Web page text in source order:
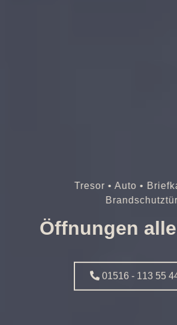
Tresor • Auto •
Brandschutztür
Öffnungen
01516 - 113 55